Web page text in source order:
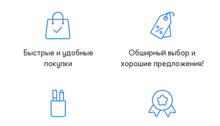
Быстрые и удобные
покупки
Обширный выбор и
хорошие предложения!